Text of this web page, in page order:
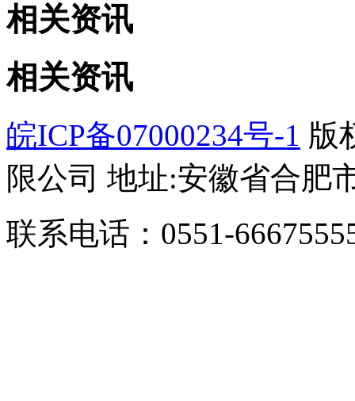
相关资讯
相关资讯
皖ICP备07000234号-1 版
限公司 地址:安徽省合肥
联系电话：0551-